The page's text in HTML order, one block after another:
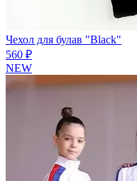
Чехол для булав "Black"
560 ₽
NEW